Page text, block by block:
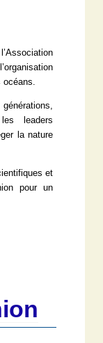
leaders
la nature
et
pour un